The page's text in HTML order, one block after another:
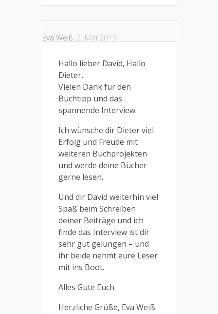
Eva Weiß 2. Mai 2019
Hallo lieber David, Hallo
Dieter,
Vielen Dank für den
Buchtipp und das
spannende Interview.
Ich wünsche dir Dieter viel
Erfolg und Freude mit
weiteren Buchprojekten
und werde deine Bücher
gerne lesen.
Und dir David weiterhin viel
Spaß beim Schreiben
deiner Beiträge und ich
finde das Interview ist dir
sehr gut gelungen – und
ihr beide nehmt eure Leser
mit ins Boot.
Alles Gute Euch.
Herzliche Grüße, Eva Weiß